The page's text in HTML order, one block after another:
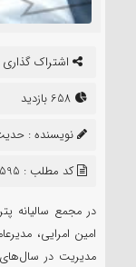
اشتراک گذاری
نویسنده :
سعیدکد مطلب : 4595
در مجمع سالیانه
امین امرایی،
مدیریت در سال‌های